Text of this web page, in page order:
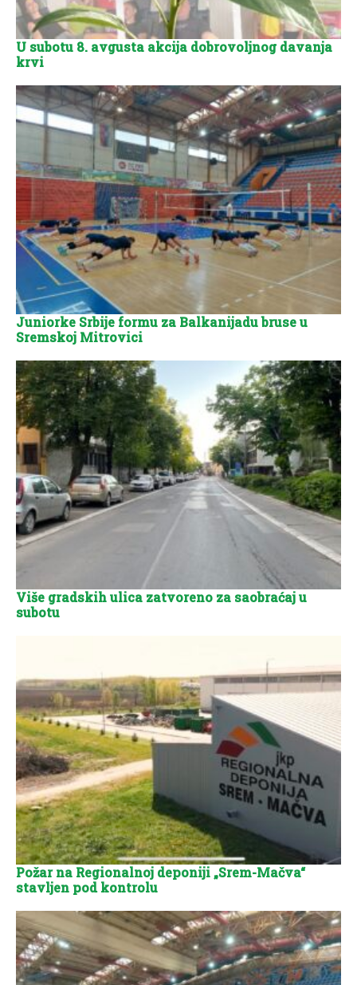
U subotu 8. avgusta akcija dobrovoljnog davanja
krvi
Juniorke Srbije formu za Balkanijadu bruse u
Sremskoj Mitrovici
Više gradskih ulica zatvoreno za saobraćaj u
subotu
Požar na Regionalnoj deponiji „Srem-Mačva“
stavljen pod kontrolu